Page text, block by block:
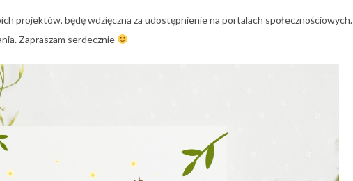
projektów, będę wdzięczna za udostępnienie na portalach społecznościowych.
Zapraszam serdecznie